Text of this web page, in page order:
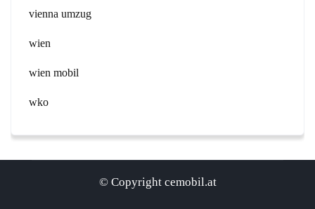
vienna umzug
wien
wien mobil
wko
© Copyright cemobil.at